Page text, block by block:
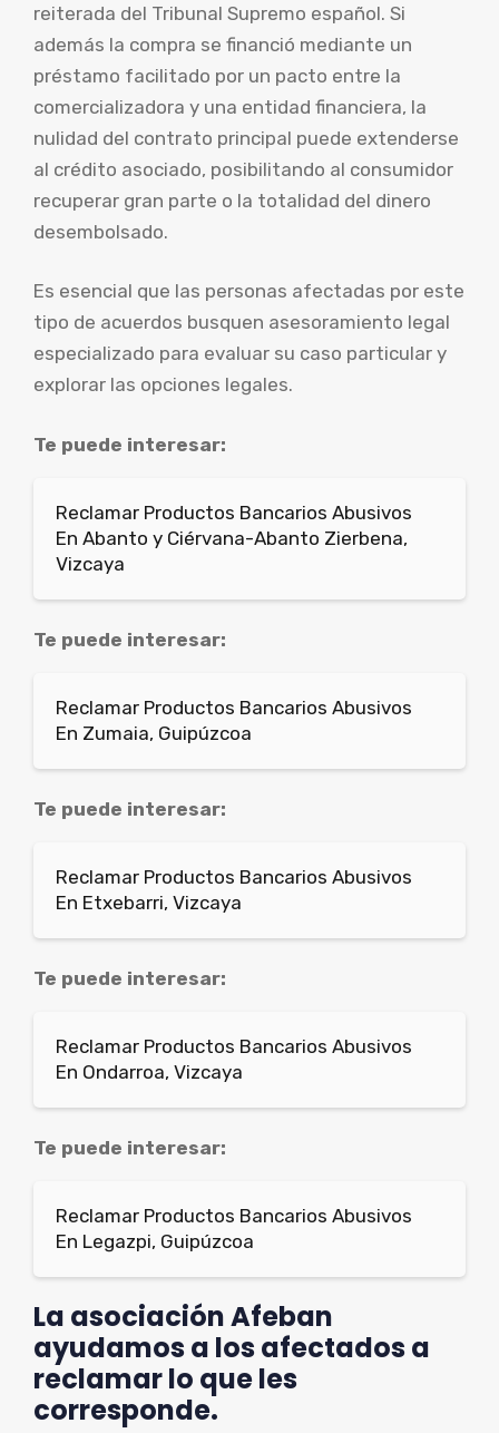
reiterada del Tribunal Supremo español. Si
además la compra se financió mediante un
préstamo facilitado por un pacto entre la
comercializadora y una entidad financiera, la
nulidad del contrato principal puede extenderse
al crédito asociado, posibilitando al consumidor
recuperar gran parte o la totalidad del dinero
desembolsado.
Es esencial que las personas afectadas por este
tipo de acuerdos busquen asesoramiento legal
especializado para evaluar su caso particular y
explorar las opciones legales.
Te puede interesar:
Reclamar Productos Bancarios Abusivos
En Abanto y Ciérvana-Abanto Zierbena,
Vizcaya
Te puede interesar:
Reclamar Productos Bancarios Abusivos
En Zumaia, Guipúzcoa
Te puede interesar:
Reclamar Productos Bancarios Abusivos
En Etxebarri, Vizcaya
Te puede interesar:
Reclamar Productos Bancarios Abusivos
En Ondarroa, Vizcaya
Te puede interesar:
Reclamar Productos Bancarios Abusivos
En Legazpi, Guipúzcoa
La asociación Afeban
ayudamos a los afectados a
reclamar lo que les
corresponde.